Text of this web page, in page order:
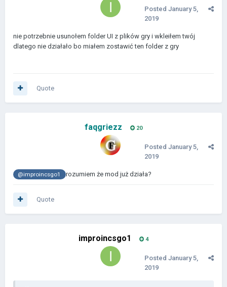
Posted January 5,
2019
nie potrzebnie usunołem folder UI z plików gry i wkleiłem twój
dlatego nie działało bo miałem zostawić ten folder z gry
Quote
faqgriezz 20
Posted January 5,
2019
@improincsgo1 rozumiem że mod już działa?
Quote
improincsgo1 4
Posted January 5,
2019